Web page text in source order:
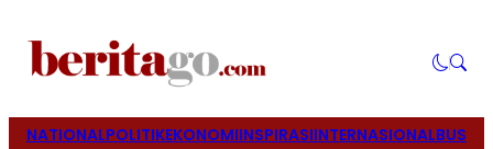
NATIONALPOLITIKEKONOMIINSPIRASIINTERNASIONAL